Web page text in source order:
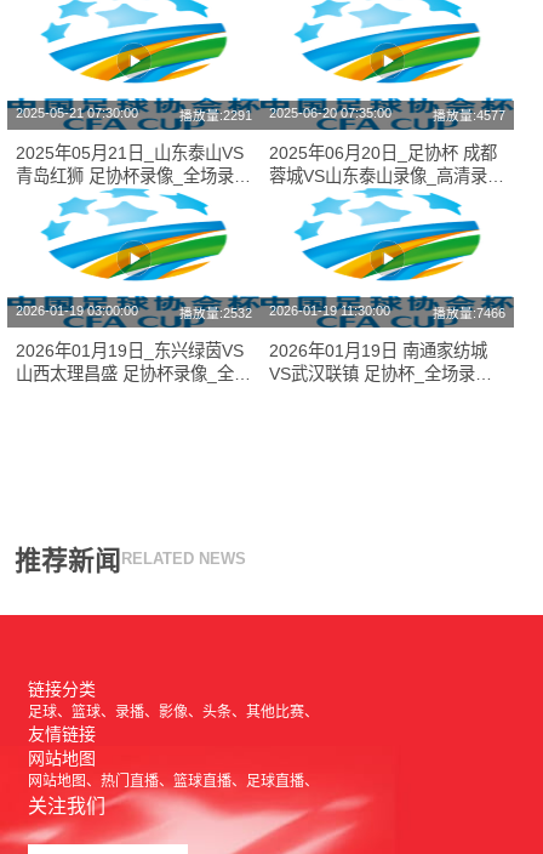
2025-05-21 07:30:00 播放量:2291
2025年05月21日_山东泰山VS
青岛红狮 足协杯录像_全场录像
【全场回放】
2025-06-20 07:35:00 播放量:4577
2025年06月20日_足协杯 成都
蓉城VS山东泰山录像_高清录像
【全场回放】
2026-01-19 03:00:00 播放量:2532
2026年01月19日_东兴绿茵VS
山西太理昌盛 足协杯录像_全场
2026-01-19 11:30:00 播放量:7466
2026年01月19日 南通家纺城
VS武汉联镇 足协杯_全场录像
推荐新闻 RELATED NEWS
链接分类
足球 篮球 录播 影像 头条 其他比赛
友情链接
网站地图
网站地图 热门直播 篮球直播 足球直播
关注我们